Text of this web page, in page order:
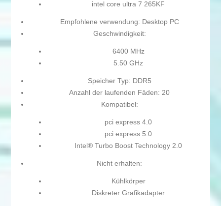
intel core ultra 7 265KF
Empfohlene verwendung: Desktop PC
Geschwindigkeit:
6400 MHz
5.50 GHz
Speicher Typ: DDR5
Anzahl der laufenden Fäden: 20
Kompatibel:
pci express 4.0
pci express 5.0
Intel® Turbo Boost Technology 2.0
Nicht erhalten:
Kühlkörper
Diskreter Grafikadapter